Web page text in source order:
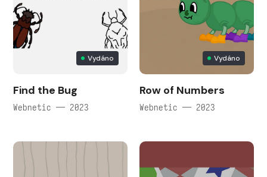
Vydáno
Find the Bug
Webnetic — 2023
Vydáno
Row of Numbers
Webnetic — 2023